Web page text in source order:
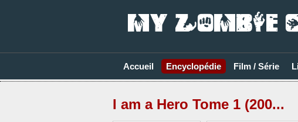
Accueil Encyclopédie Film / Série
I am a Hero Tome 1 (200...